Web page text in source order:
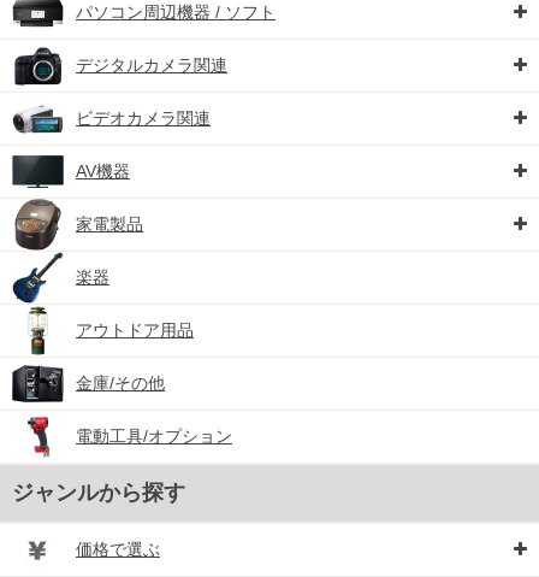
パソコン周辺機器 / ソフト
デジタルカメラ関連
ビデオカメラ関連
AV機器
家電製品
楽器
アウトドア用品
金庫/その他
電動工具/オプション
ジャンルから探す
価格で選ぶ